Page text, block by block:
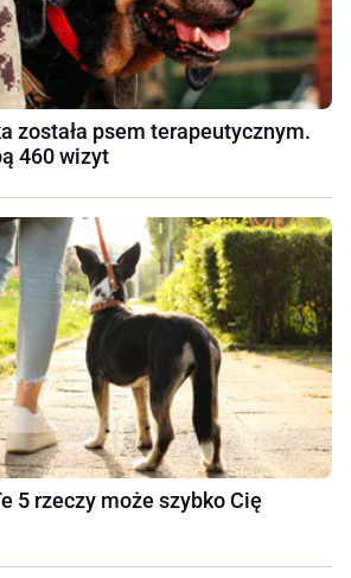
została psem terapeutycznym.
460 wizyt
5 rzeczy może szybko Cię